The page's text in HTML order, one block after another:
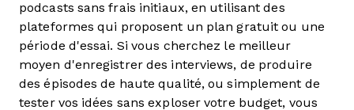
podcasts sans frais initiaux, en utilisant des
plateformes qui proposent un plan gratuit ou une
période d'essai. Si vous cherchez le meilleur
moyen d'enregistrer des interviews, de produire
des épisodes de haute qualité, ou simplement de
tester vos idées sans exploser votre budget, vous